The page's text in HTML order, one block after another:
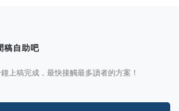
稿自助吧
上稿完成，最快接觸最多讀者的方案！